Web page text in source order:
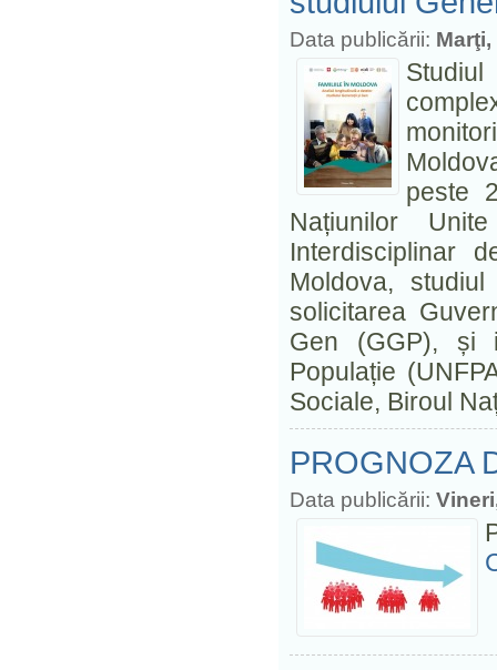
Data publicării:
peste
Națiunilor
Interdisciplinar
Moldova,
solicitarea
Gen (GGP), și
Populație
Sociale, Biroul
PROGNOZA
Data publicării: